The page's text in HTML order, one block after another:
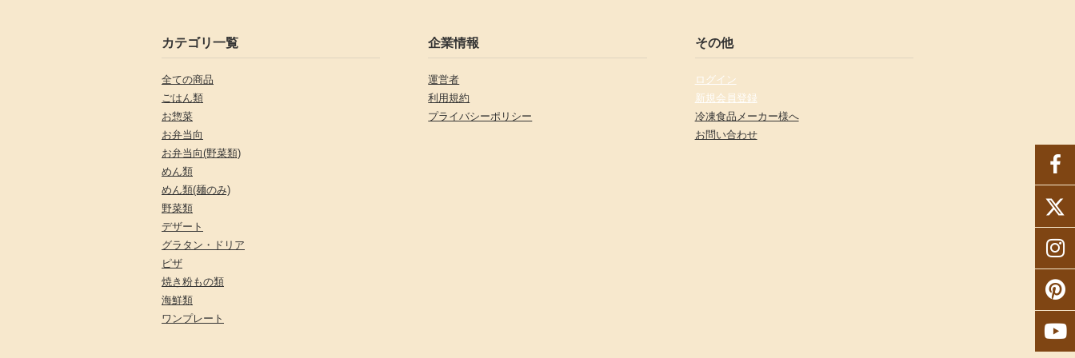
カテゴリ一覧
全ての商品
ごはん類
お惣菜
お弁当向
お弁当向(野菜類)
めん類
めん類(麺のみ)
野菜類
デザート
グラタン・ドリア
ピザ
焼き粉もの類
海鮮類
ワンプレート
企業情報
運営者
利用規約
プライバシーポリシー
その他
ログイン
新規会員登録
冷凍食品メーカー様へ
お問い合わせ